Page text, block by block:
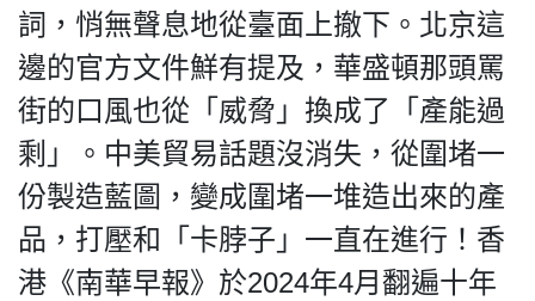
詞，悄無聲息地從臺面上撤下。北京這
邊的官方文件鮮有提及，華盛頓那頭罵
街的口風也從「威脅」換成了「產能過
剩」。中美貿易話題沒消失，從圍堵一
份製造藍圖，變成圍堵一堆造出來的產
品，打壓和「卡脖子」一直在進行！香
港《南華早報》於2024年4月翻遍十年